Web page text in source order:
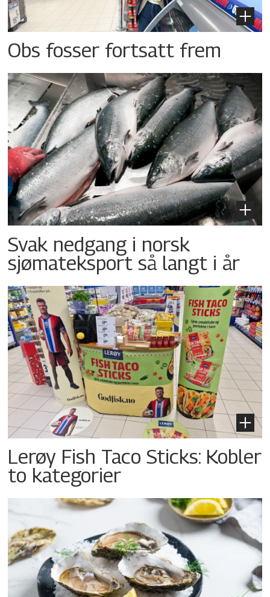
Obs fosser fortsatt frem
Svak nedgang i norsk
sjømateksport så langt i år
Lerøy Fish Taco Sticks: Kobler
to kategorier